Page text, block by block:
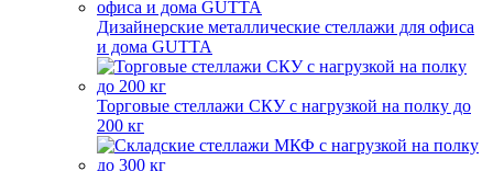
Дизайнерские металлические стеллажи для офиса
и дома GUTTA
Торговые стеллажи СКУ с нагрузкой на полку до
200 кг